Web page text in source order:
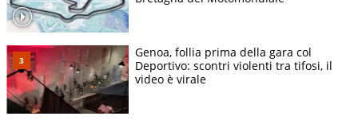
Genoa, follia prima della gara col
Deportivo: scontri violenti tra tifosi, il
video è virale